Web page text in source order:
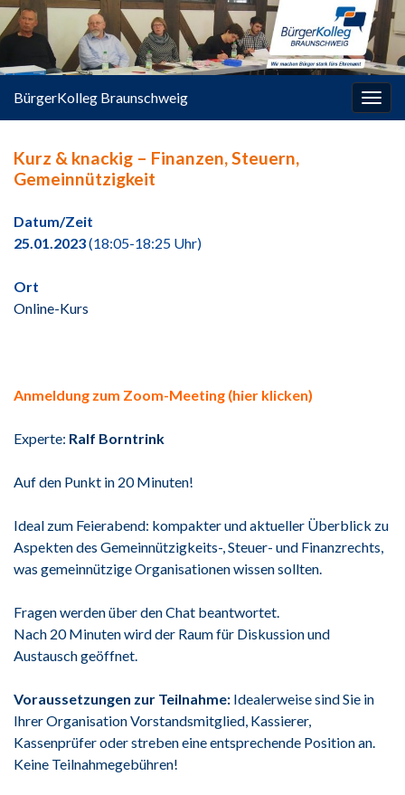
springen
BürgerKolleg Braunschweig
Kurz & knackig – Finanzen, Steuern,
Gemeinnützigkeit
Datum/Zeit
25.01.2023(18:05-18:25 Uhr)
Ort
Online-Kurs
Anmeldung zum Zoom-Meeting (hier klicken)
Experte: Ralf Borntrink
Auf den Punkt in 20 Minuten!
Ideal zum Feierabend: kompakter und aktueller Überblick zu
Aspekten des Gemeinnützigkeits-, Steuer- und Finanzrechts,
was gemeinnützige Organisationen wissen sollten.
Fragen werden über den Chat beantwortet.
Nach 20 Minuten wird der Raum für Diskussion und
Austausch geöffnet.
Voraussetzungen zur Teilnahme: Idealerweise sind Sie in
Ihrer Organisation Vorstandsmitglied, Kassierer,
Kassenprüfer oder streben eine entsprechende Position an.
Keine Teilnahmegebühren!